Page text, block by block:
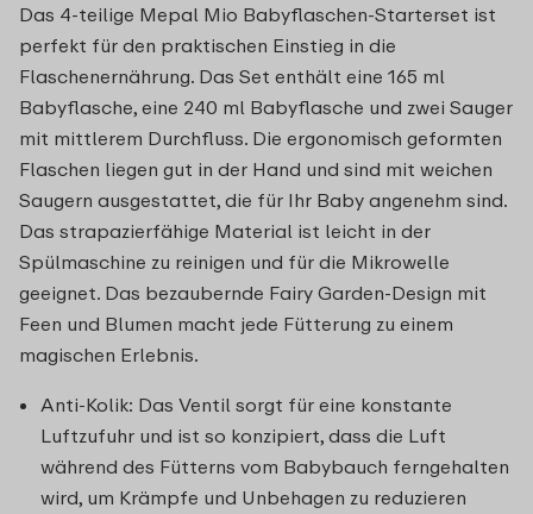
Das 4-teilige Mepal Mio Babyflaschen-Starterset ist
perfekt für den praktischen Einstieg in die
Flaschenernährung. Das Set enthält eine 165 ml
Babyflasche, eine 240 ml Babyflasche und zwei Sauger
mit mittlerem Durchfluss. Die ergonomisch geformten
Flaschen liegen gut in der Hand und sind mit weichen
Saugern ausgestattet, die für Ihr Baby angenehm sind.
Das strapazierfähige Material ist leicht in der
Spülmaschine zu reinigen und für die Mikrowelle
geeignet. Das bezaubernde Fairy Garden-Design mit
Feen und Blumen macht jede Fütterung zu einem
magischen Erlebnis.
Anti-Kolik: Das Ventil sorgt für eine konstante
Luftzufuhr und ist so konzipiert, dass die Luft
während des Fütterns vom Babybauch ferngehalten
wird, um Krämpfe und Unbehagen zu reduzieren